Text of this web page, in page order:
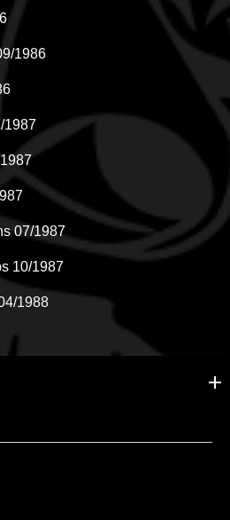
1986
1987
07/1987
10/1987
1988